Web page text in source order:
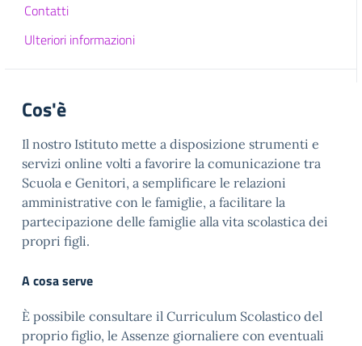
Contatti
Ulteriori informazioni
Cos'è
Il nostro Istituto mette a disposizione strumenti e
servizi online volti a favorire la comunicazione tra
Scuola e Genitori, a semplificare le relazioni
amministrative con le famiglie, a facilitare la
partecipazione delle famiglie alla vita scolastica dei
propri figli.
A cosa serve
È possibile consultare il Curriculum Scolastico del
proprio figlio, le Assenze giornaliere con eventuali